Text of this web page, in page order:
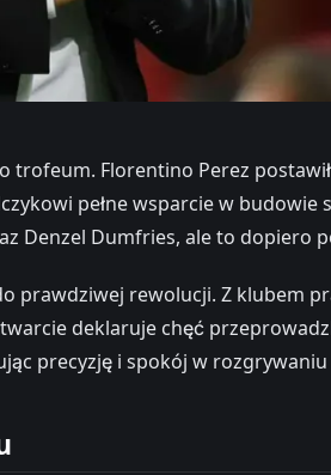
Florentino Perez
pełne wsparcie w
Denzel Dumfries, ale to dopiero
rewolucji. Z klubem
deklaruje chęć
precyzję i spokój w